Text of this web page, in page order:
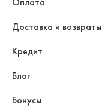
Доставка и возвраты
Кредит
Блог
Бонусы